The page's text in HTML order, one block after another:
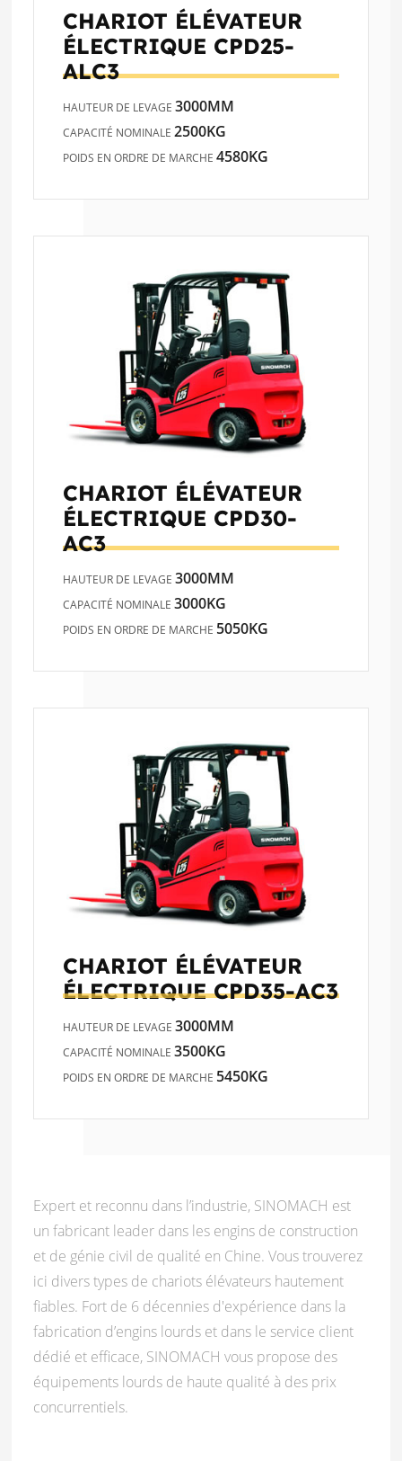
CHARIOT ÉLÉVATEUR
ÉLECTRIQUE CPD25-
ALC3
HAUTEUR DE LEVAGE3000MM
CAPACITÉ NOMINALE2500KG
POIDS EN ORDRE DE MARCHE4580KG
CHARIOT ÉLÉVATEUR
ÉLECTRIQUE CPD30-
AC3
HAUTEUR DE LEVAGE3000MM
CAPACITÉ NOMINALE3000KG
POIDS EN ORDRE DE MARCHE 5050KG
CHARIOT ÉLÉVATEUR
ÉLECTRIQUECPD35-AC3
HAUTEUR DE LEVAGE3000MM
CAPACITÉ NOMINALE3500KG
POIDS EN ORDRE DE MARCHE 5450KG
Expert et reconnu dans l’industrie, SINOMACH est
un fabricant leader dans les engins de construction
et de génie civil de qualité en Chine. Vous trouverez
ici divers types de chariots élévateurs hautement
fiables. Fort de 6 décennies d'expérience dans la
fabrication d’engins lourds et dans le service client
dédié et efficace, SINOMACH vous propose des
équipements lourds de haute qualité à des prix
concurrentiels.